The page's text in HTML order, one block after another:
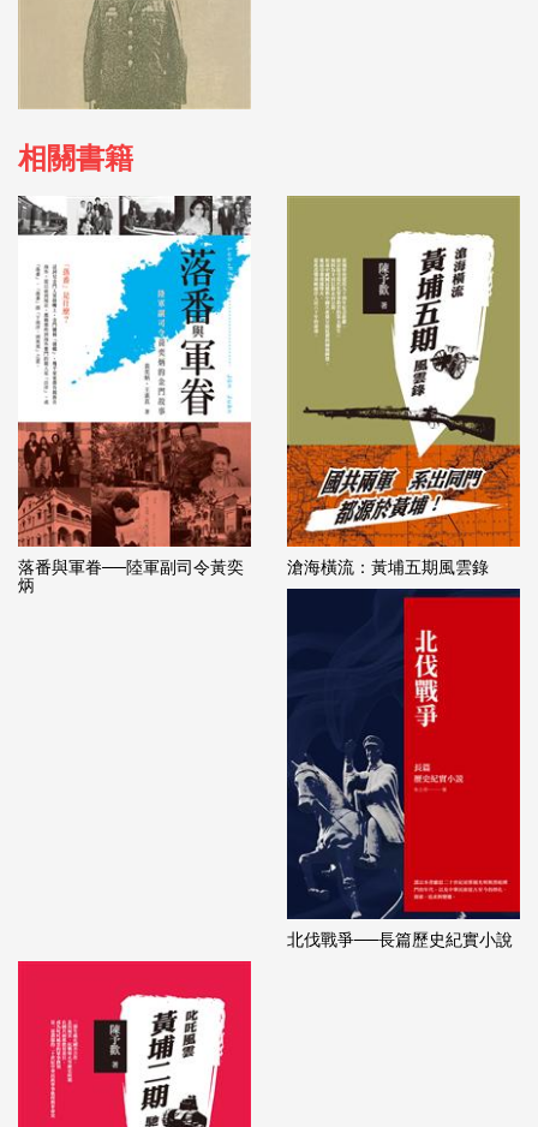
相關書籍
落番與軍眷──陸軍副司令黃奕
炳
滄海橫流：黃埔五期風雲錄
北伐戰爭──長篇歷史紀實小說